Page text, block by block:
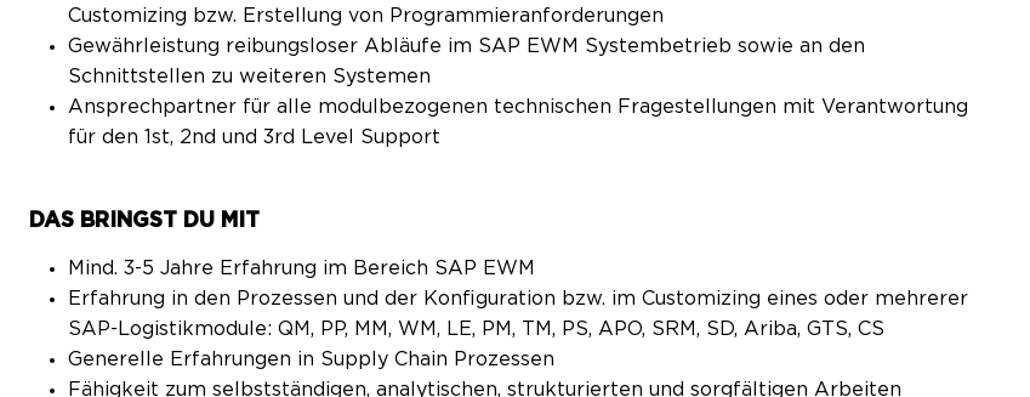
Customizing bzw. Erstellung von Programmieranforderungen
Gewährleistung reibungsloser Abläufe im SAP EWM Systembetrieb sowie an den
Schnittstellen zu weiteren Systemen
Ansprechpartner für alle modulbezogenen technischen Fragestellungen mit Verantwortung
für den 1st, 2nd und 3rd Level Support
DAS BRINGST DU MIT
Mind. 3-5 Jahre Erfahrung im Bereich SAP EWM
Erfahrung in den Prozessen und der Konfiguration bzw. im Customizing eines oder mehrerer
SAP-Logistikmodule: QM, PP, MM, WM, LE, PM, TM, PS, APO, SRM, SD, Ariba, GTS, CS
Generelle Erfahrungen in Supply Chain Prozessen
Fähigkeit zum selbstständigen, analytischen, strukturierten und sorgfältigen Arbeiten